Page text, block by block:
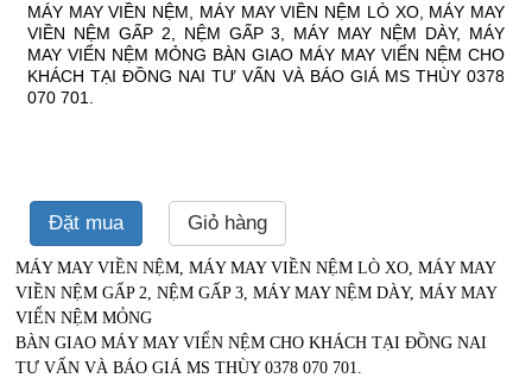
MÁY MAY VIỀN NỆM, MÁY MAY VIỀN NỆM LÒ XO, MÁY MAY
VIỀN NỆM GẤP 2, NỆM GẤP 3, MÁY MAY NỆM DÀY, MÁY
MAY VIỂN NỆM MỎNG BÀN GIAO MÁY MAY VIỂN NỆM CHO
KHÁCH TẠI ĐỒNG NAI TƯ VẤN VÀ BÁO GIÁ MS THÙY 0378
070 701.
Đặt mua Giỏ hàng
MÁY MAY VIỀN NỆM, MÁY MAY VIỀN NỆM LÒ XO, MÁY MAY
VIỀN NỆM GẤP 2, NỆM GẤP 3, MÁY MAY NỆM DÀY, MÁY MAY
VIỂN NỆM MỎNG
BÀN GIAO MÁY MAY VIỂN NỆM CHO KHÁCH TẠI ĐỒNG NAI
TƯ VẤN VÀ BÁO GIÁ MS THÙY 0378 070 701.